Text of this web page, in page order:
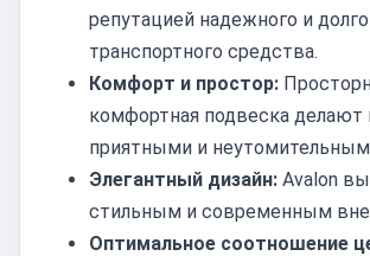
репутацией надежного и
транспортного средства.
Комфорт и простор:
комфортная подвеска делают
приятными и
Элегантный дизайн: Avalon
стильным и современным
Оптимальное соотношение